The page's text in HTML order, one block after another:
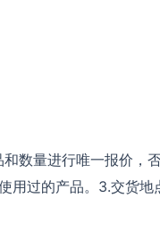
数量进行唯一报价，
用过的产品。3.交货